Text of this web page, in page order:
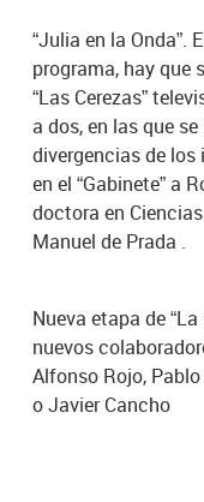
“Julia en la Onda”.
programa, hay que
“Las Cerezas”
a dos, en las que
divergencias de
en el “Gabinete” a
doctora en
Manuel de Prada .
Nueva etapa de
nuevos
Alfonso Rojo,
o Javier Cancho